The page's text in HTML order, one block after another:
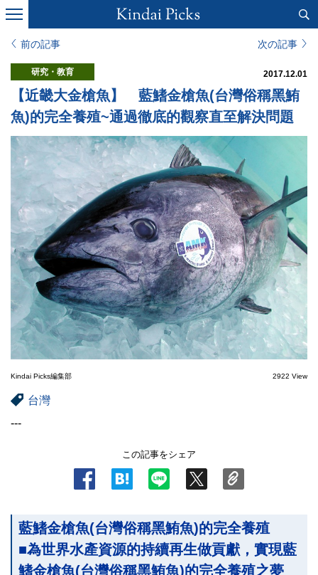
前の記事 次の記事
研究・教育 2017.12.01
【近畿大金槍魚】 藍鰭金槍魚(台灣俗稱黑鮪
魚)的完全養殖~通過徹底的觀察直至解決問題
Kindai Picks編集部 2922 View
台灣
---
この記事をシェア
藍鰭金槍魚(台灣俗稱黑鮪魚)的完全養殖
■為世界水產資源的持續再生做貢獻，實現藍
鰭金槍魚(台灣俗稱黑鮪魚)的完全養殖之夢